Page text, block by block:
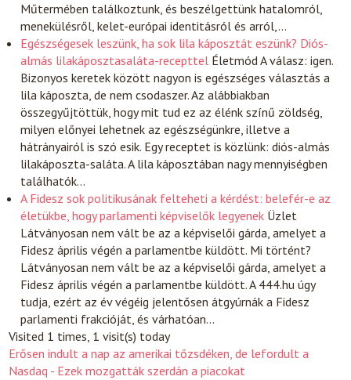
Műtermében találkoztunk, és beszélgettünk hatalomról,
menekülésről, kelet-európai identitásról és arról,…
Egészségesek leszünk, ha sok lila káposztát eszünk? Diós-
almás lilakáposztasaláta-recepttel ÉletmódA válasz: igen.
Bizonyos keretek között nagyon is egészséges választás a
lila káposzta, de nem csodaszer. Az alábbiakban
összegyűjtöttük, hogy mit tud ez az élénk színű zöldség,
milyen előnyei lehetnek az egészségünkre, illetve a
hátrányairól is szó esik. Egy receptet is közlünk: diós-almás
lilakáposzta-saláta. A lila káposztában nagy mennyiségben
találhatók…
A Fidesz sok politikusának felteheti a kérdést: belefér-e az
életükbe, hogy parlamenti képviselők legyenek Üzlet
Látványosan nem vált be az a képviselői gárda, amelyet a
Fidesz április végén a parlamentbe küldött. Mi történt?
Látványosan nem vált be az a képviselői gárda, amelyet a
Fidesz április végén a parlamentbe küldött. A 444.hu úgy
tudja, ezért az év végéig jelentősen átgyúrnák a Fidesz
parlamenti frakcióját, és várhatóan…
Visited 1 times, 1 visit(s) today
Erősen indult a nap az amerikai tőzsdéken, de lefordult a
Nasdaq - Ezek mozgatták szerdán a piacokat